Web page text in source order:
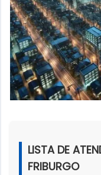
LISTA DE
FRIBURGO